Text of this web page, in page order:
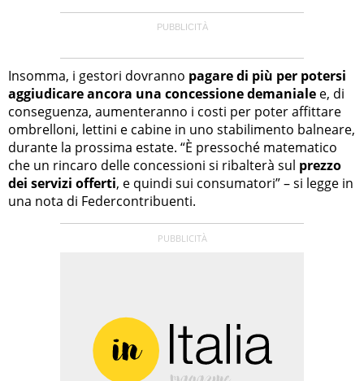
Insomma, i gestori dovranno pagare di più per potersi
aggiudicare ancora una concessione demaniale e, di
conseguenza, aumenteranno i costi per poter affittare
ombrelloni, lettini e cabine in uno stabilimento balneare,
durante la prossima estate. “È pressoché matematico
che un rincaro delle concessioni si ribalterà sul prezzo
dei servizi offerti, e quindi sui consumatori” – si legge in
una nota di Federcontribuenti.